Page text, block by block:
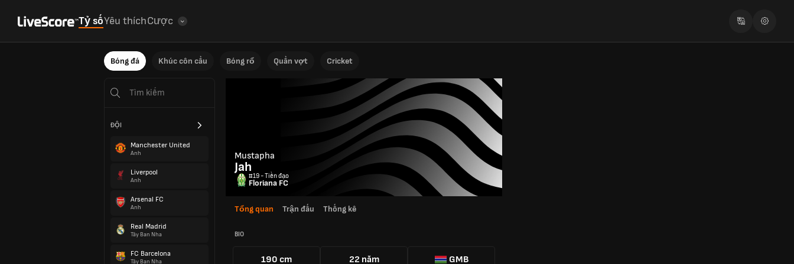
Tỷ sốYêu thíchCược
Bóng đá Khúc côn cầu Bóng rổ Quần vợt Cricket
ĐỘI
Manchester United
Anh
Liverpool
Anh
Arsenal FC
Anh
Real Madrid
Tây Ban Nha
FC Barcelona
Tây Ban Nha
Mustapha
Jah
#19 - Tiền đạo
Floriana FC
Tổng quan Trận đấu Thống kê
BIO
190 cm 22 năm GMB